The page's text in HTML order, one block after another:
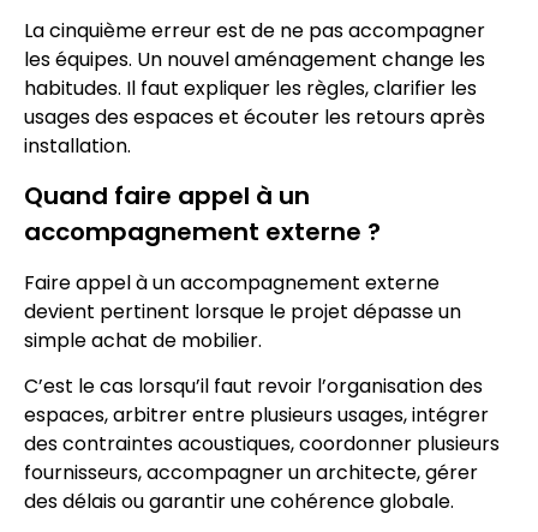
La cinquième erreur est de ne pas accompagner
les équipes. Un nouvel aménagement change les
habitudes. Il faut expliquer les règles, clarifier les
usages des espaces et écouter les retours après
installation.
Quand faire appel à un
accompagnement externe ?
Faire appel à un accompagnement externe
devient pertinent lorsque le projet dépasse un
simple achat de mobilier.
C’est le cas lorsqu’il faut revoir l’organisation des
espaces, arbitrer entre plusieurs usages, intégrer
des contraintes acoustiques, coordonner plusieurs
fournisseurs, accompagner un architecte, gérer
des délais ou garantir une cohérence globale.